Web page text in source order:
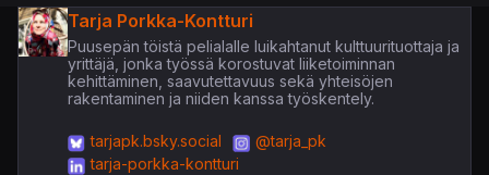
Tarja Porkka-Kontturi
Puusepän töistä pelialalle luikahtanut kulttuurituottaja ja
yrittäjä, jonka työssä korostuvat liiketoiminnan
kehittäminen, saavutettavuus sekä yhteisöjen
rakentaminen ja niiden kanssa työskentely.
tarjapk.bsky.social
@tarja_pk
tarja-porkka-kontturi